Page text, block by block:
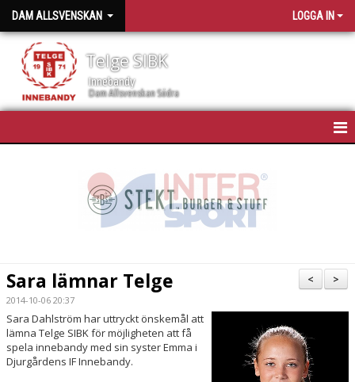
DAM ALLSVENSKAN LOGGA IN
Telge SIBK
Innebandy
Dam Allsvenskan Södra
BILDGALLERI
DOKUMENT
KONTAKT
>
<
Sara lämnar Telge
2014-10-06 20:37
Sara Dahlström har uttryckt önskemål att
lämna Telge SIBK för möjligheten att få
spela innebandy med sin syster Emma i
Djurgårdens IF Innebandy.